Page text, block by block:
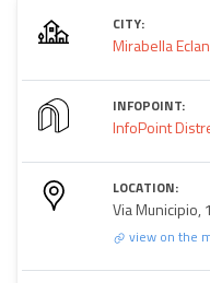
CITY:
Mirabella
INFOPOINT:
InfoPoint
LOCATION:
Via Municipio,
view on the